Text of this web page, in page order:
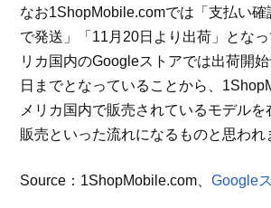
なお1ShopMobile.comでは「支払い確
で発送」「11月20日より出荷」とな
リカ国内のGoogleストアでは出荷開
日までとなっていることから、
メリカ国内で販売されているモデル
販売といった流れになるものと思われ
Source：1ShopMobile.com、Google